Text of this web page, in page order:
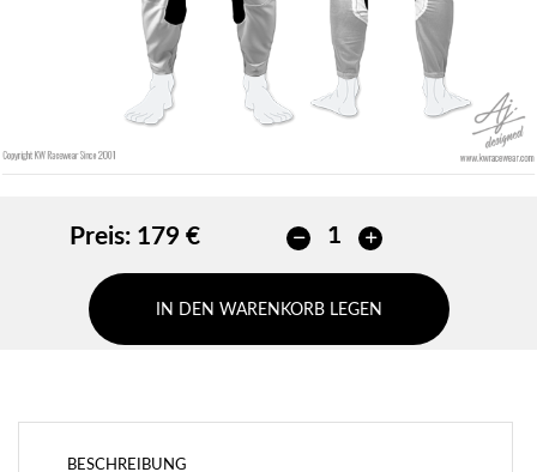
Preis: 179 €
IN DEN WARENKORB LEGEN
BESCHREIBUNG